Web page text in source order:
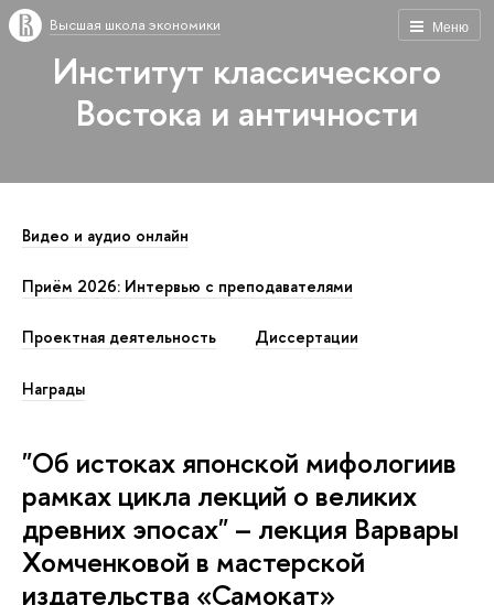
Меню
Высшая школа экономики
Институт классического
Востока и античности
Видео и аудио онлайн
Приём 2026: Интервью с преподавателями
Проектная деятельность Диссертации
Награды
"Об истоках японской мифологиив
рамках цикла лекций о великих
древних эпосах" – лекция Варвары
Хомченковой в мастерской
издательства «Самокат»